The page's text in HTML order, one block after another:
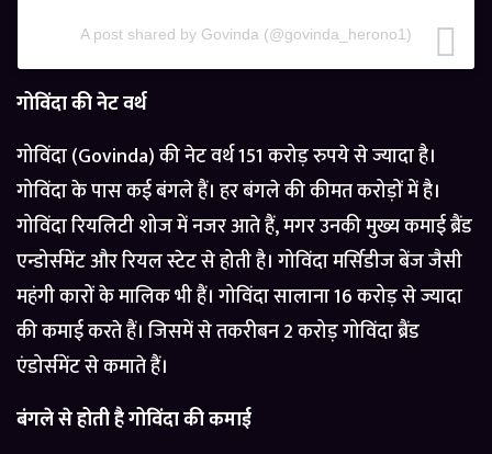
A post shared by Govinda (@govinda_herono1)
गोविंदा की नेट वर्थ
गोविंदा (Govinda) की नेट वर्थ 151 करोड़ रुपये से ज्यादा है।
गोविंदा के पास कई बंगले हैं। हर बंगले की कीमत करोड़ों में है।
गोविंदा रियलिटी शोज में नजर आते हैं, मगर उनकी मुख्य कमाई ब्रैंड
एन्डोर्समेंट और रियल स्टेट से होती है। गोविंदा मर्सिडीज बेंज जैसी
महंगी कारों के मालिक भी हैं। गोविंदा सालाना 16 करोड़ से ज्यादा
की कमाई करते हैं। जिसमें से तकरीबन 2 करोड़ गोविंदा ब्रैंड
एंडोर्समेंट से कमाते हैं।
बंगले से होती है गोविंदा की कमाई